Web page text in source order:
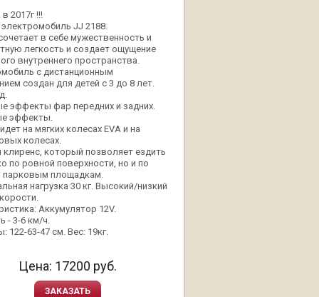
2017г !!!
JJ 2188.
в себе мужественность и
легкость и создает ощущение
внутреннего пространства.
с дистанционным
создан для детей с 3 до 8 лет.
эффекты фар передних и задних.
эффекты.
на мягких колесах EVA и на
колесах.
который позволяет ездить
по ровной поверхности, но и по
парковым площадкам.
нагрузка 30 кг. Высокий/низкий
Аккумулятор 12V.
- 3-6 км/ч.
122-63-47 см. Вес: 19кг.
Цена: 17200 руб.
ЗАКАЗАТЬ